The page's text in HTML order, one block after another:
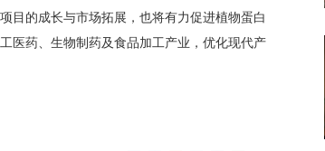
目的成长与市场拓展，也将有力促进植物蛋白
医药、生物制药及食品加工产业，优化现代产